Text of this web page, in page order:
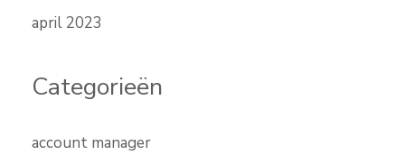
april 2023
Categorieën
account manager